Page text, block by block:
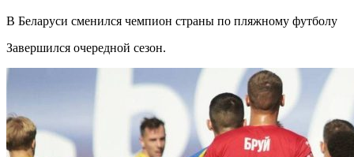
В Беларуси сменился чемпион страны по пляжному футболу
Завершился очередной сезон.